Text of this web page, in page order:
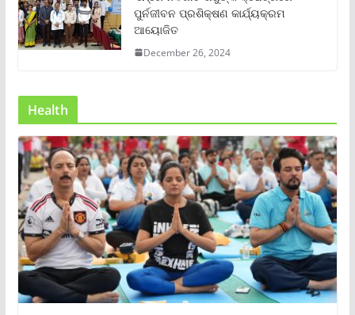
ପୁର୍ନଜୀବନ ପ୍ରଶିକ୍ଷଣ କାର୍ଯ୍ୟକ୍ରମ
ଆୟୋଜିତ
December 26, 2024
Health